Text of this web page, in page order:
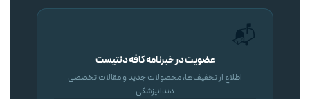
📬
عضویت در خبرنامه کافه دنتیست
اطلاع از تخفیف‌ها، محصولات جدید و مقالات تخصصی
دندانپزشکی